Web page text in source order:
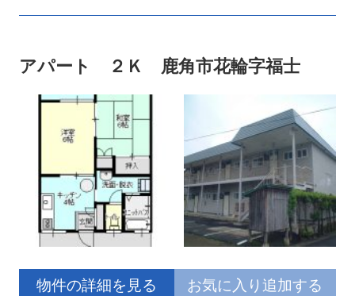
アパート ２Ｋ 鹿角市花輪字福士
物件の詳細を見る お気に入り追加する